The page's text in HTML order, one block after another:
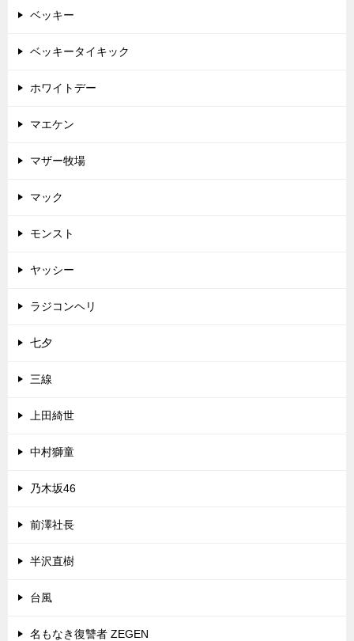
ベッキー
ベッキータイキック
ホワイトデー
マエケン
マザー牧場
マック
モンスト
ヤッシー
ラジコンヘリ
七夕
三線
上田綺世
中村獅童
乃木坂46
前澤社長
半沢直樹
台風
名もなき復讐者 ZEGEN